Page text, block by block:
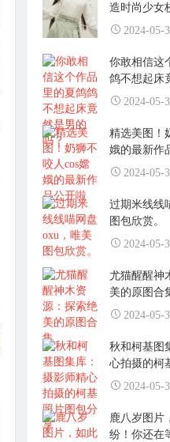
造时尚少女
2024-05-
你敢相信这
鸽不想起床
2024-05-
精选美图！
娥的最新作
2024-05-
过期米线线
图包欣赏。
2024-05-
尤猫醒醒神
美的原图合
2024-05-
秋和柯基图
心拍摄的柯
2024-05-
鹿八岁图片
纷！你还在